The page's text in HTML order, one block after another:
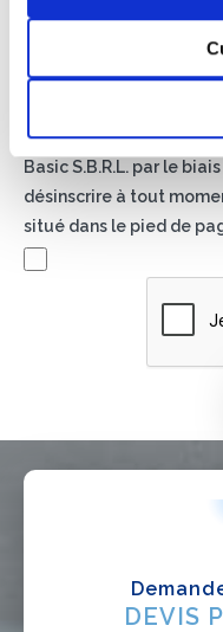
aux dispositions de la
Newsletter
En cochant cette case,
matériel publicitaire
Basic S.B.R.L. par le
désinscrire à tout
situé dans le pied de
DEVIS
QUE FAITES-VOUS?*